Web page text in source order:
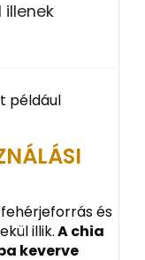
például
és
illik.A chia
keverve